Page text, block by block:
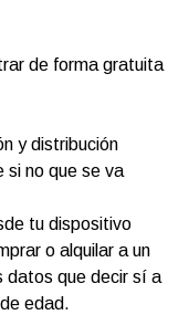
de forma gratuita
y distribución
si no que se va
tu dispositivo
o alquilar a un
datos que decir sí a
edad.